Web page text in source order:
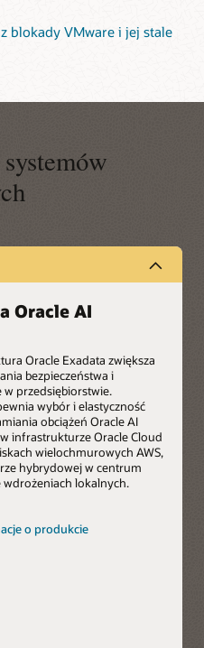
blokady VMware i jej stale
Oracle AI
Oracle Exadata zwiększa
bezpieczeństwa i
w przedsiębiorstwie.
wybór i elastyczność
obciążeń Oracle AI
infrastrukturze Oracle Cloud
wielochmurowych AWS,
hybrydowej w centrum
wdrożeniach lokalnych.
o produkcie